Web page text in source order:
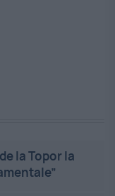
la Topor la